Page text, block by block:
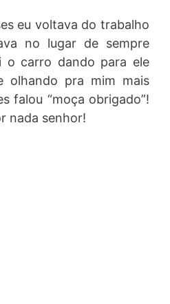
eu voltava do trabalho
no lugar de sempre
o carro dando para ele
olhando pra mim mais
falou “moça obrigado”!
nada senhor!